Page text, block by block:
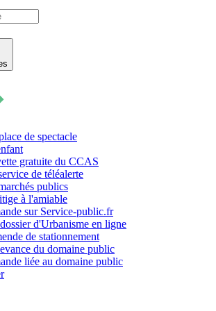
de spectacle
gratuite du CCAS
de téléalerte
publics
à l'amiable
sur Service-public.fr
d'Urbanisme en ligne
de stationnement
du domaine public
liée au domaine public